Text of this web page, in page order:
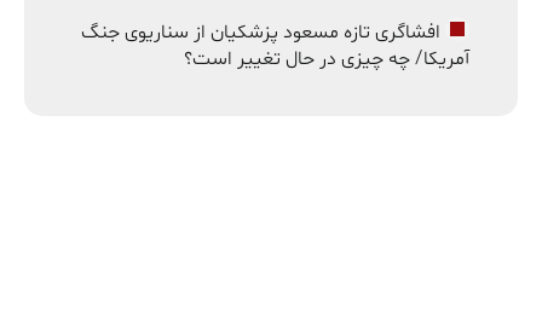
افشاگری تازه مسعود پزشکیان از سناریوی جنگ
آمریکا/ چه چیزی در حال تغییر است؟